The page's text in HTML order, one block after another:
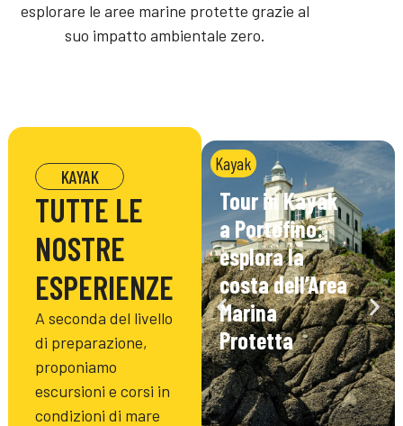
esplorare le aree marine protette grazie al
suo impatto ambientale zero.
KAYAK
TUTTE LE
NOSTRE
ESPERIENZE
A seconda del livello
di preparazione,
proponiamo
escursioni e corsi in
condizioni di mare
Tour in Kayak
a Portofino:
esplora la
costa dell’Area
Marina
Protetta
Kayak